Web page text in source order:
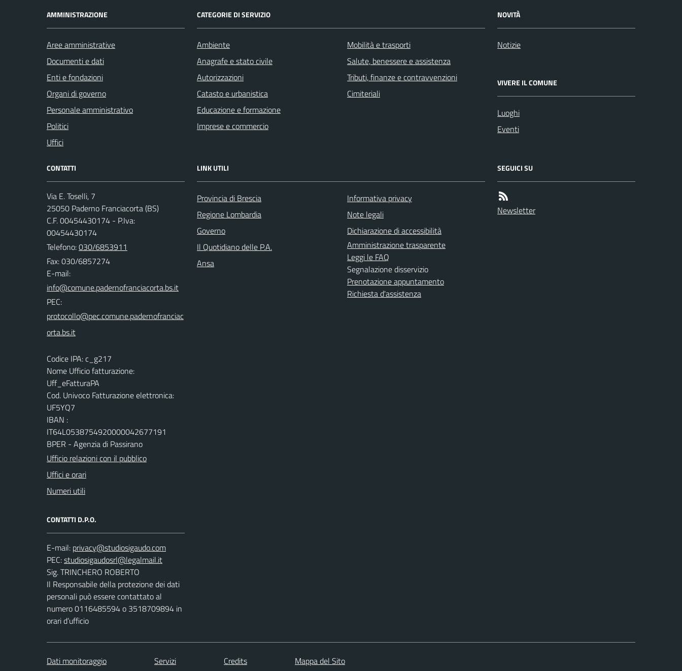
AMMINISTRAZIONE
Aree amministrative
Documenti e dati
Enti e fondazioni
Organi di governo
Personale amministrativo
Politici
Uffici
CATEGORIE DI SERVIZIO
Ambiente
Anagrafe e stato civile
Autorizzazioni
Catasto e urbanistica
Educazione e formazione
Imprese e commercio
Mobilità e trasporti
Salute, benessere e assistenza
Tributi, finanze e contravvenzioni
Cimiteriali
NOVITÀ
Notizie
VIVERE IL COMUNE
Luoghi
Eventi
CONTATTI
Via E. Toselli, 7
25050 Paderno Franciacorta (BS)
C.F. 00454430174 - P.Iva:
00454430174
Telefono:030/6853911
Fax: 030/6857274
E-mail:
PEC:
Codice IPA: c_g217
Nome Ufficio fatturazione:
Uff_eFatturaPA
Cod. Univoco Fatturazione elettronica:
UF5YQ7
IBAN :
IT64L0538754920000042677191
BPER - Agenzia di Passirano
Ufficio relazioni con il pubblico
Uffici e orari
Numeri utili
CONTATTI D.P.O.
E-mail:
PEC:
Sig. TRINCHERO ROBERTO
Il Responsabile della protezione dei dati
personali può essere contattato al
numero 0116485594 o 3518709894 in
orari d’ufficio
LINK UTILI
Provincia di Brescia
Regione Lombardia
Governo
Il Quotidiano delle P.A.
Ansa
Informativa privacy
Note legali
Dichiarazione di accessibilità
Amministrazione trasparente
Leggi le FAQ
Segnalazione disservizio
Prenotazione appuntamento
Richiesta d'assistenza
SEGUICI SU
Newsletter
Dati monitoraggio Servizi Credits Mappa del Sito